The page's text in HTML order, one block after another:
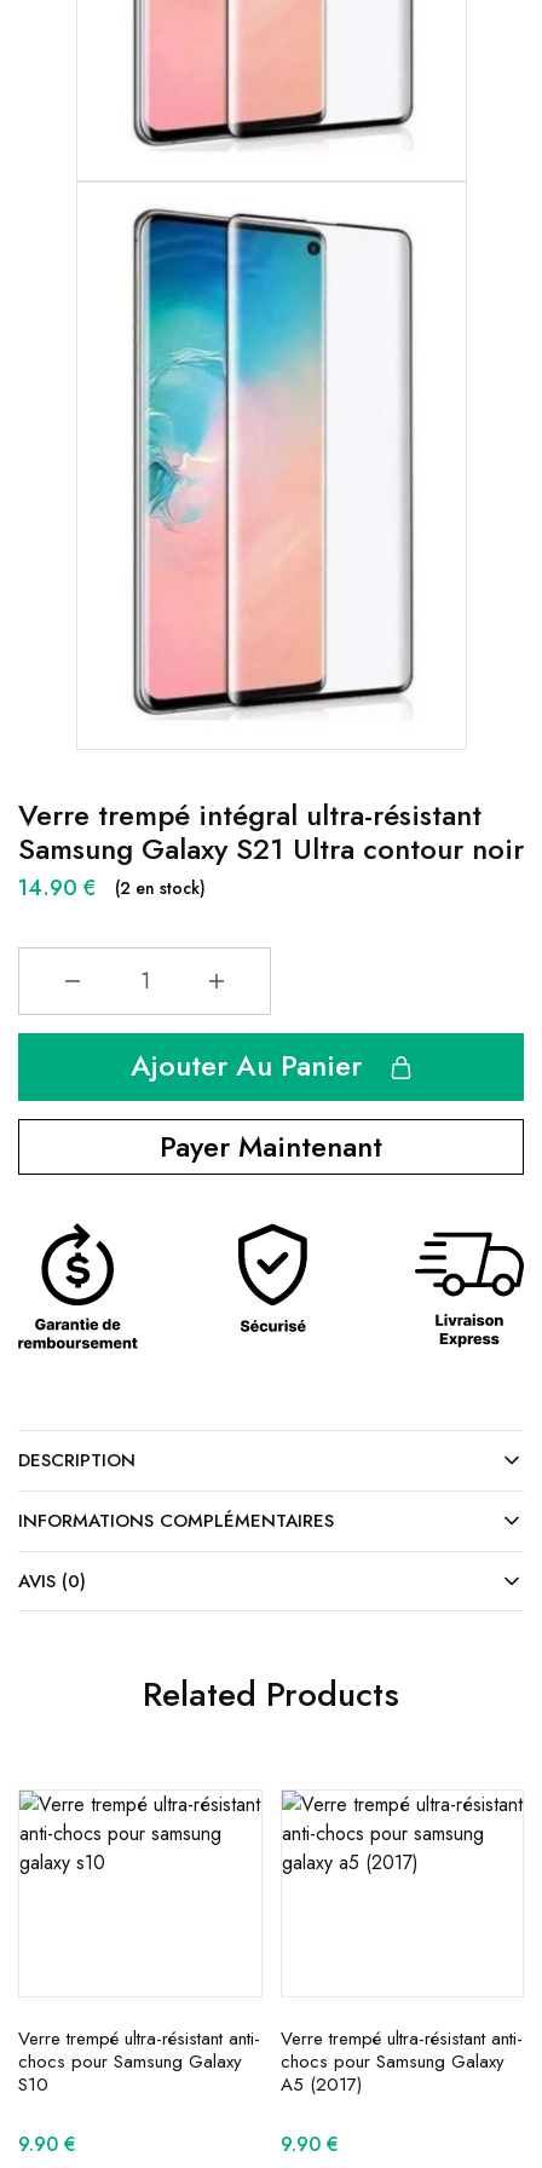
Verre trempé intégral ultra-résistant
Samsung Galaxy S21 Ultra contour noir
14.90 € (2 en stock)
Ajouter Au Panier
Payer Maintenant
DESCRIPTION
INFORMATIONS COMPLÉMENTAIRES
AVIS (0)
Related Products
Verre trempé ultra-résistant anti-
chocs pour Samsung Galaxy
S10
9.90 €
Verre trempé ultra-résistant anti-
chocs pour Samsung Galaxy
A5 (2017)
9.90 €